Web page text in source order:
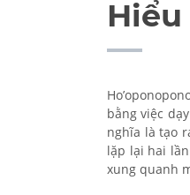
bằng việc
nghĩa là tạo
lặp lại hai
xung quanh